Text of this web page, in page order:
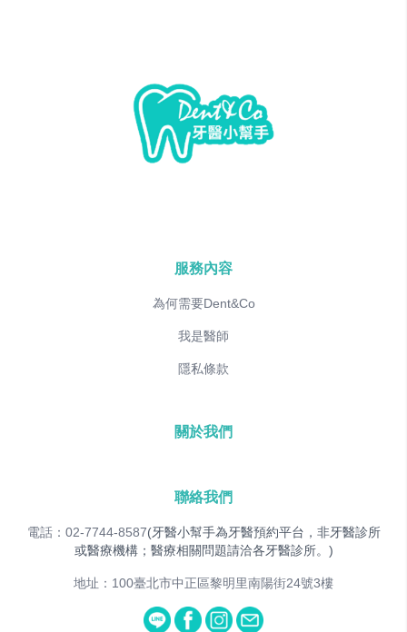
服務內容
為何需要Dent&Co
我是醫師
隱私條款
關於我們
聯絡我們
電話：02-7744-8587(牙醫小幫手為牙醫預約平台，非牙醫診所
或醫療機構；醫療相關問題請洽各牙醫診所。)
地址：100臺北市中正區黎明里南陽街24號3樓